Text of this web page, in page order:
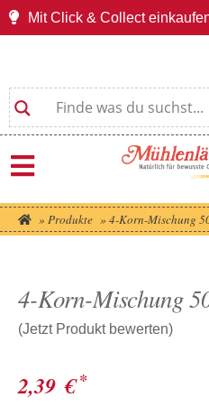
Mit Click & Collect
» Produkte » 4-Korn-Mischung
4-Korn-Mischung
(Jetzt Produkt bewerten)
2,39 € *